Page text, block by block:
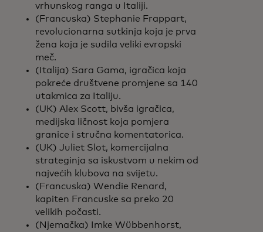
vrhunskog ranga u Italiji.
(Francuska) Stephanie Frappart,
revolucionarna sutkinja koja je prva
žena koja je sudila veliki evropski
meč.
(Italija) Sara Gama, igračica koja
pokreće društvene promjene sa 140
utakmica za Italiju.
(UK) Alex Scott, bivša igračica,
medijska ličnost koja pomjera
granice i stručna komentatorica.
(UK) Juliet Slot, komercijalna
strateginja sa iskustvom u nekim od
najvećih klubova na svijetu.
(Francuska) Wendie Renard,
kapiten Francuske sa preko 20
velikih počasti.
(Njemačka) Imke Wübbenhorst,